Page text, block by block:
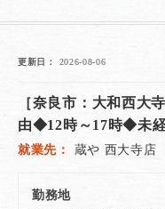
更新日 2026-08-06
［奈良市：大和西大
由◆12時～17時◆未
就業先 蔵や 西大寺店
勤務地